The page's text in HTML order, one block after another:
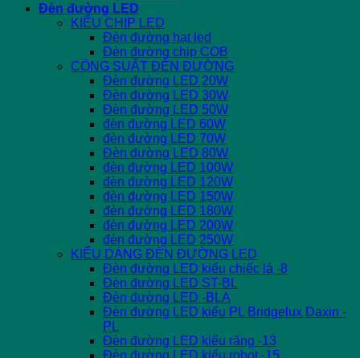
Đèn đường LED
KIỂU CHIP LED
Đèn đường hạt led
Đèn đường chip COB
CÔNG SUẤT ĐÈN ĐƯỜNG
Đèn đường LED 20W
Đèn đường LED 30W
Đèn đường LED 50W
đèn đường LED 60W
đèn đường LED 70W
Đèn đường LED 80W
đèn đường LED 100W
đèn đường LED 120W
đèn đường LED 150W
đèn đường LED 180W
đèn đường LED 200W
đèn đường LED 250W
KIỂU DÁNG ĐÈN ĐƯỜNG LED
Đèn đường LED kiểu chiếc lá -8
Đèn đường LED ST-BL
Đèn đường LED -BLA
Đèn đường LED kiểu PL Bridgelux Daxin -
PL
Đèn đường LED kiểu răng -13
Đèn đường LED kiểu robot -15